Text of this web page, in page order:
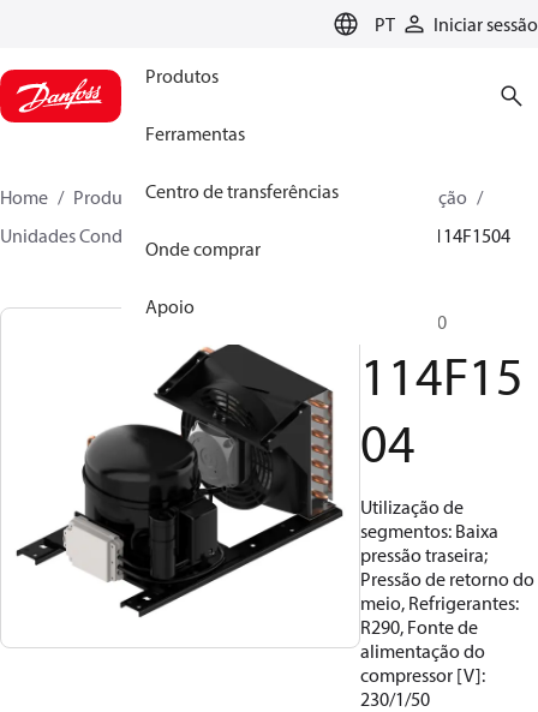
PT Iniciar sessão
Produtos
Ferramentas
Centro de transferências
Onde comprar
Apoio
Home Produtos
Soluções climáticas para refrigeração
Unidades Condensadoras
114F1504
TL5CNXN0
114F15
04
Utilização de
segmentos: Baixa
pressão traseira;
Pressão de retorno do
meio, Refrigerantes:
R290, Fonte de
alimentação do
compressor [V]:
230/1/50